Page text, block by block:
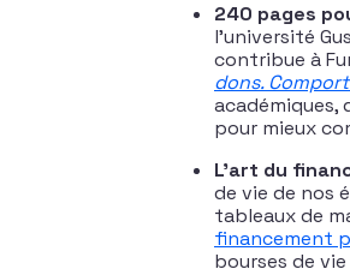
240 pages
l’université
contribue à
dons.
académiques,
pour mieux
L’art du
de vie de nos
tableaux de
financement
bourses de